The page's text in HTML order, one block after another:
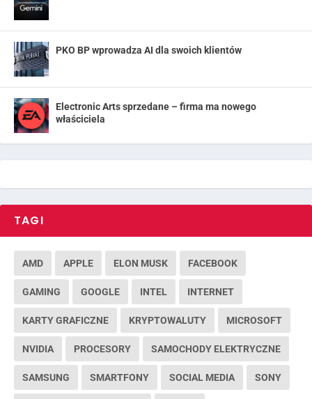
PKO BP wprowadza AI dla swoich klientów
Electronic Arts sprzedane – firma ma nowego
właściciela
TAGI
AMD APPLE ELON MUSK FACEBOOK
GAMING GOOGLE INTEL INTERNET
KARTY GRAFICZNE KRYPTOWALUTY MICROSOFT
NVIDIA PROCESORY SAMOCHODY ELEKTRYCZNE
SAMSUNG SMARTFONY SOCIAL MEDIA SONY